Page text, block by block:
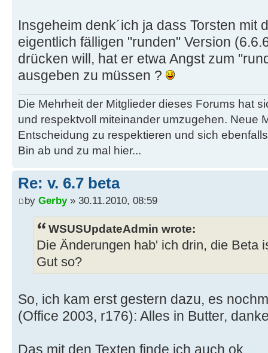
Insgeheim denk´ich ja dass Torsten mit
eigentlich fälligen "runden" Version
drücken will, hat er etwa Angst zum
ausgeben zu müssen ?
Die Mehrheit der Mitglieder dieses Forums hat
und respektvoll miteinander umzugehen. Neue
Entscheidung zu respektieren und sich
Bin ab und zu mal hier...
Re: v. 6.7 beta
by Gerby» 30.11.2010, 08:59
WSUSUpdateAdmin wrote:
Die Änderungen hab' ich drin, die Beta
Gut so?
So, ich kam erst gestern dazu, es
(Office 2003, r176): Alles in Butter,
Das mit den Texten finde ich auch ok.